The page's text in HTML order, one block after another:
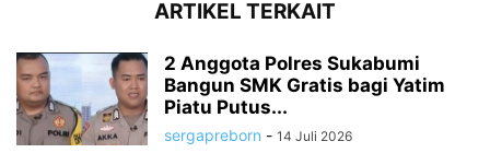
ARTIKEL TERKAIT
2 Anggota Polres Sukabumi
Bangun SMK Gratis bagi Yatim
Piatu Putus...
sergapreborn - 14 Juli 2026